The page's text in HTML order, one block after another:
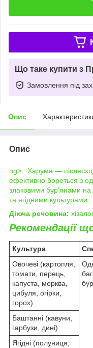
Що таке купити з
Замовлення під
Опис
Опис
ng> Харума —
ефективно бореться з
злаковими бур'янами на
та ягідними культурами.
Діюча речовина:
Рекомендації
Культура
Овочеві (картопля,
томати, перець,
капуста, морква,
цибуля, огірки,
горох)
Баштанні (кавуни,
гарбузи, дині)
Ягідні (полуниця,